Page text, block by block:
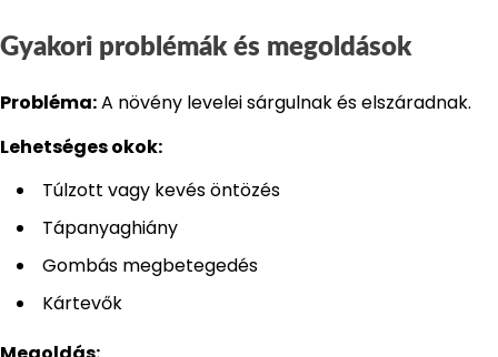
Gyakori problémák és megoldások
Probléma:A növény levelei sárgulnak és elszáradnak.
Lehetséges okok:
Túlzott vagy kevés öntözés
Tápanyaghiány
Gombás megbetegedés
Kártevők